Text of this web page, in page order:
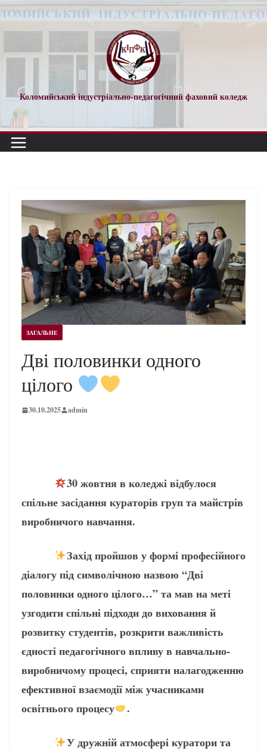
Коломийський індустріально-педагогічний фаховий коледж
ЗАГАЛЬНЕ
Дві половинки одного
цілого
30.10.2025 admin
30 жовтня в коледжі відбулося
спільне засідання кураторів груп та майстрів
виробничого навчання.
Захід пройшов у формі професійного
діалогу під символічною назвою “Дві
половинки одного цілого…” та мав на меті
узгодити спільні підходи до виховання й
розвитку студентів, розкрити важливість
єдності педагогічного впливу в навчально-
виробничому процесі, сприяти налагодженню
ефективної взаємодії між учасниками
освітнього процесу
.
У дружній атмосфері куратори та